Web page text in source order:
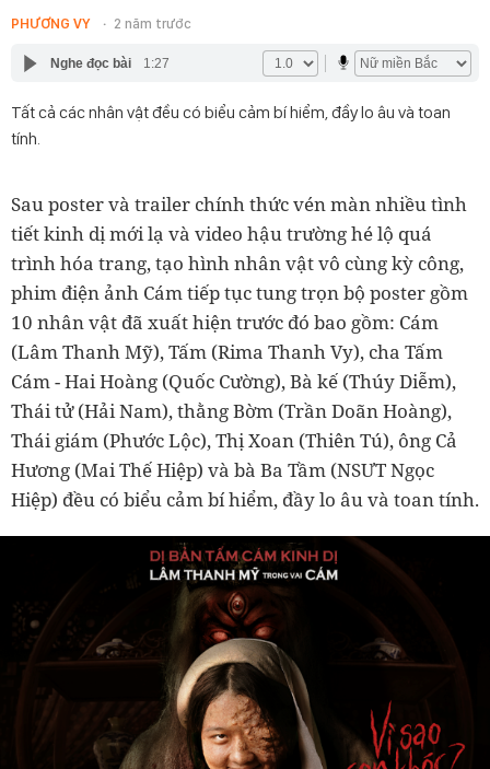
PHƯƠNG VY 2 năm trước
Nghe đọc bài 1:27
Tất cả các nhân vật đều có biểu cảm bí hiểm, đầy lo âu và toan
tính.
Sau poster và trailer chính thức vén màn nhiều tình
tiết kinh dị mới lạ và video hậu trường hé lộ quá
trình hóa trang, tạo hình nhân vật vô cùng kỳ công,
phim điện ảnh Cám tiếp tục tung trọn bộ poster gồm
10 nhân vật đã xuất hiện trước đó bao gồm: Cám
(Lâm Thanh Mỹ), Tấm (Rima Thanh Vy), cha Tấm
Cám - Hai Hoàng (Quốc Cường), Bà kế (Thúy Diễm),
Thái tử (Hải Nam), thằng Bờm (Trần Doãn Hoàng),
Thái giám (Phước Lộc), Thị Xoan (Thiên Tú), ông Cả
Hương (Mai Thế Hiệp) và bà Ba Tầm (NSƯT Ngọc
Hiệp) đều có biểu cảm bí hiểm, đầy lo âu và toan tính.